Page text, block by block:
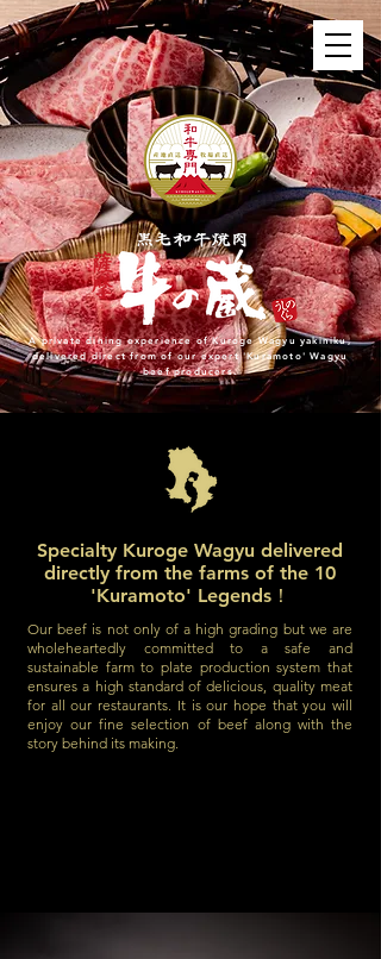
A private dining experience of Kuroge Wagyu yakiniku,
delivered direct from of our expert 'Kuramoto' Wagyu
beef producers.
Specialty Kuroge Wagyu delivered
directly from the farms of the 10
'Kuramoto' Legends！
Our beef is not only of a high grading but we are
wholeheartedly committed to a safe and
sustainable farm to plate production system that
ensures a high standard of delicious, quality meat
for all our restaurants. It is our hope that you will
enjoy our fine selection of beef along with the
story behind its making.